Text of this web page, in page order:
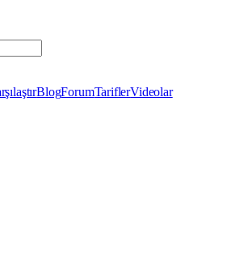
BlogForumTariflerVideolar